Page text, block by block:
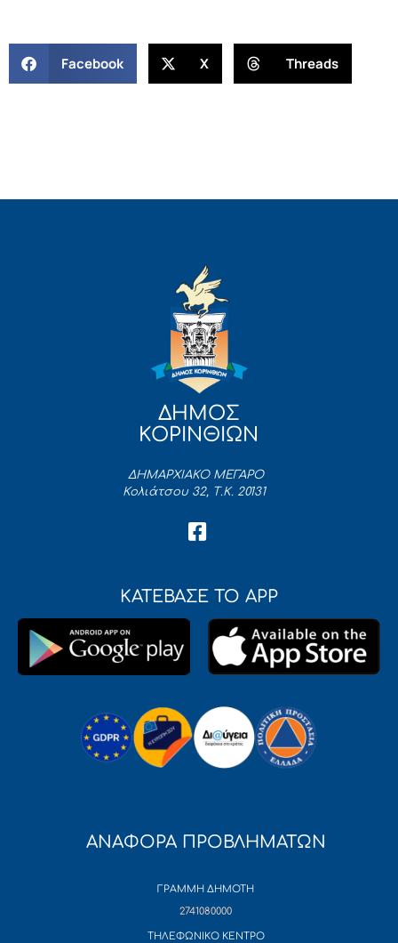
Facebook X Threads
ΔΗΜΟΣ
ΚΟΡΙΝΘΙΩΝ
ΔΗΜΑΡΧΙΑΚΟ ΜΕΓΑΡΟ
Κολιάτσου 32, Τ.Κ. 20131
ΚΑΤΕΒΑΣΕ ΤΟ APP
ΑΝΑΦΟΡΑ ΠΡΟΒΛΗΜΑΤΩΝ
ΓΡΑΜΜΗ ΔΗΜΟΤΗ
2741080000
ΤΗΛΕΦΩΝΙΚΟ ΚΕΝΤΡΟ